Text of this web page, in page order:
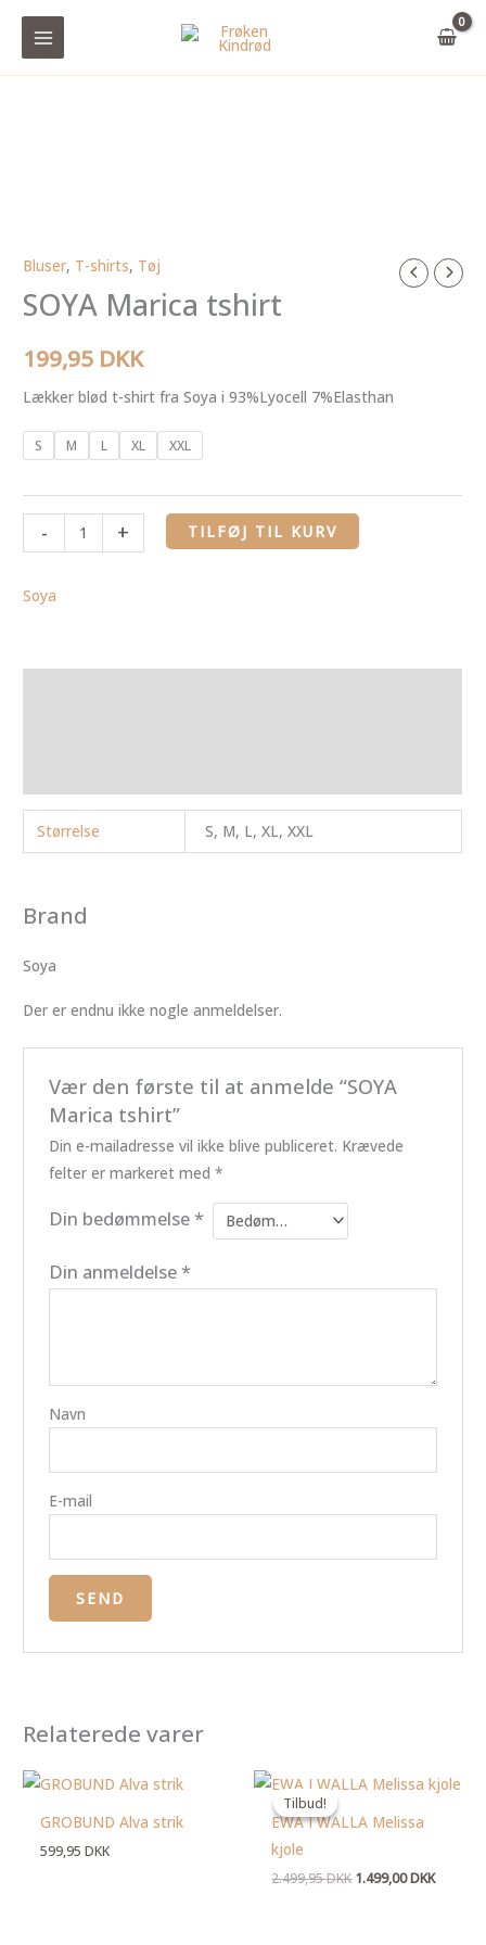
Bluser, T-shirts, Tøj
SOYA Marica tshirt
199,95 DKK
Lækker blød t-shirt fra Soya i 93%Lyocell 7%Elasthan
S M L XL XXL
-
SOYA
Marica
antal
+ TILFØJ TIL KURV
Soya
Størrelse S, M, L, XL, XXL
Brand
Soya
Der er endnu ikke nogle anmeldelser.
Vær den første til at anmelde “SOYA
Marica tshirt”
Din e-mailadresse vil ikke blive publiceret. Krævede
felter er markeret med *
Din bedømmelse*
Din anmeldelse*
Navn
E-mail
Relaterede varer
GROBUND Alva strik
599,95DKK
Tilbud!
Tilbud!
EWA I WALLA Melissa
kjole
2.499,95DKK
Den
oprindelige
var:
1.499,00DKK
Den
aktuelle